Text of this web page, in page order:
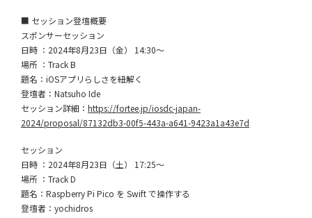
■ セッション登壇概要
スポンサーセッション
日時 ：2024年8月23日（金） 14:30〜
場所 ：Track B
題名：iOSアプリらしさを紐解く
登壇者：Natsuho Ide
セッション詳細： https://fortee.jp/iosdc-japan-
2024/proposal/87132db3-00f5-443a-a641-9423a1a43e7d
セッション
日時 ：2024年8月23日（土） 17:25〜
場所 ：Track D
題名：Raspberry Pi Pico を Swift で操作する
登壇者：yochidros